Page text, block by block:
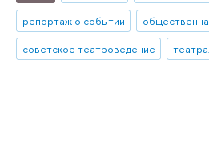
репортаж о событии
советское театроведение